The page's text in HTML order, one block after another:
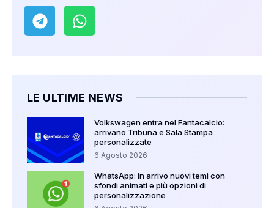
LE ULTIME NEWS
Volkswagen entra nel Fantacalcio:
arrivano Tribuna e Sala Stampa
personalizzate
6 Agosto 2026
WhatsApp: in arrivo nuovi temi con
sfondi animati e più opzioni di
personalizzazione